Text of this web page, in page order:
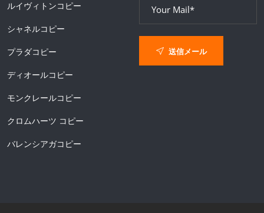
ルイヴィトンコピー
シャネルコピー
プラダコピー
ディオールコピー
モンクレールコピー
クロムハーツ コピー
バレンシアガコピー
送信メール